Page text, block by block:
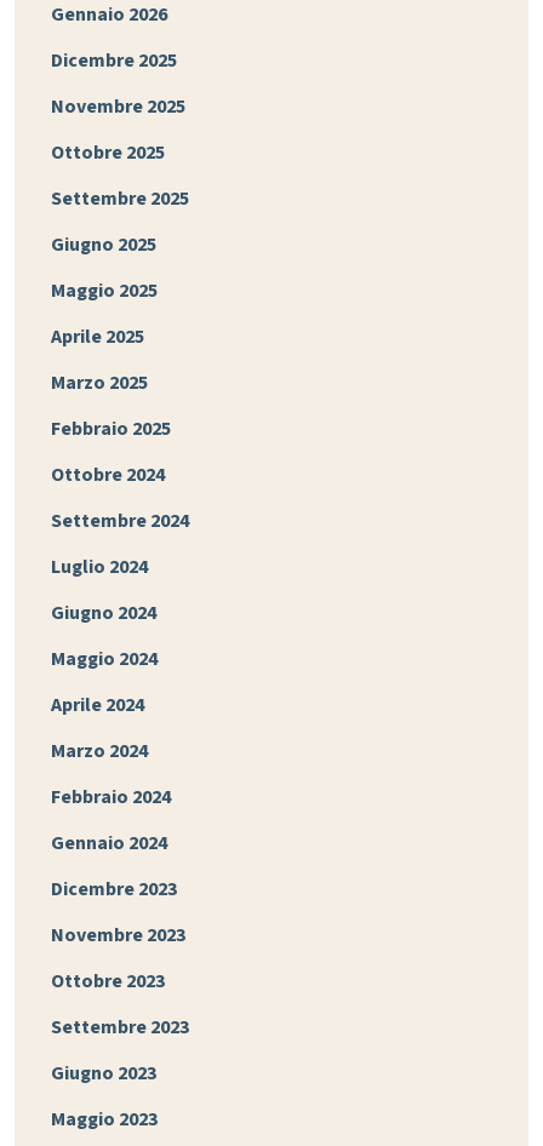
Gennaio 2026
Dicembre 2025
Novembre 2025
Ottobre 2025
Settembre 2025
Giugno 2025
Maggio 2025
Aprile 2025
Marzo 2025
Febbraio 2025
Ottobre 2024
Settembre 2024
Luglio 2024
Giugno 2024
Maggio 2024
Aprile 2024
Marzo 2024
Febbraio 2024
Gennaio 2024
Dicembre 2023
Novembre 2023
Ottobre 2023
Settembre 2023
Giugno 2023
Maggio 2023